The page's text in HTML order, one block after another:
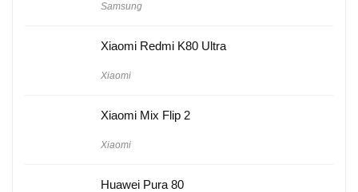
Samsung
Xiaomi Redmi K80 Ultra
Xiaomi
Xiaomi Mix Flip 2
Xiaomi
Huawei Pura 80